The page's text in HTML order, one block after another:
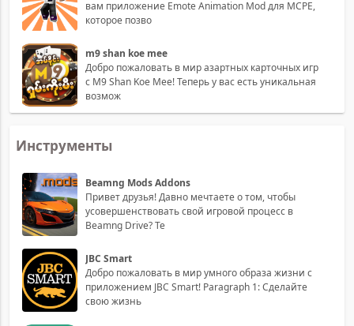
вам приложение Emote Animation Mod для MCPE,
которое позво
m9 shan koe mee
Добро пожаловать в мир азартных карточных игр
с M9 Shan Koe Mee! Теперь у вас есть уникальная
возмож
Инструменты
Beamng Mods Addons
Привет друзья! Давно мечтаете о том, чтобы
усовершенствовать свой игровой процесс в
Beamng Drive? Те
JBC Smart
Добро пожаловать в мир умного образа жизни с
приложением JBC Smart! Paragraph 1: Сделайте
свою жизнь